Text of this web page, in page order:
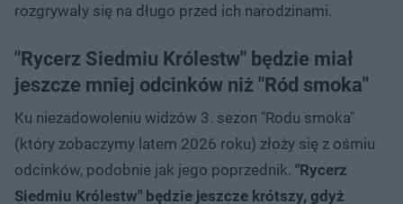
rozgrywały się na długo przed ich narodzinami.
"Rycerz Siedmiu Królestw" będzie miał
jeszcze mniej odcinków niż "Ród smoka"
Ku niezadowoleniu widzów 3. sezon "Rodu smoka"
(który zobaczymy latem 2026 roku) złoży się z ośmiu
odcinków, podobnie jak jego poprzednik. "Rycerz
Siedmiu Królestw" będzie jeszcze krótszy, gdyż